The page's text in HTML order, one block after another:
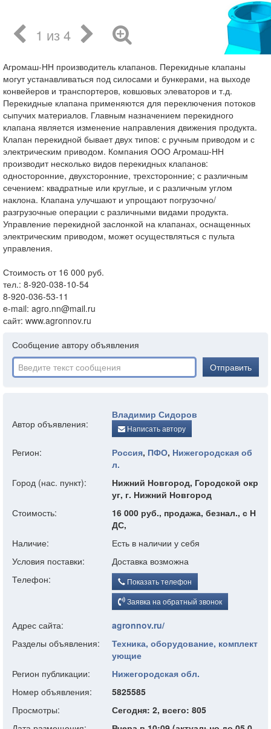
1 из 4
Агромаш-НН производитель клапанов. Перекидные клапаны
могут устанавливаться под силосами и бункерами, на выходе
конвейеров и транспортеров, ковшовых элеваторов и т.д.
Перекидные клапана применяются для переключения потоков
сыпучих материалов. Главным назначением перекидного
клапана является изменение направления движения продукта.
Клапан перекидной бывает двух типов: с ручным приводом и с
электрическим приводом. Компания ООО Агромаш-НН
производит несколько видов перекидных клапанов:
односторонние, двухсторонние, трехсторонние; с различным
сечением: квадратные или круглые, и с различным углом
наклона. Клапана улучшают и упрощают погрузочно/
разгрузочные операции с различными видами продукта.
Управление перекидной заслонкой на клапанах, оснащенных
электрическим приводом, может осуществляться с пульта
управления.
Стоимость от 16 000 руб.
тел.: 8-920-038-10-54
8-920-036-53-11
e-mail: agro.nn@mail.ru
сайт: www.agronnov.ru
Сообщение автору объявления
Отправить
Автор объявления:
Владимир Сидоров
Написать автору
Регион: Россия, ПФО, Нижегородская об
л.
Город (нас. пункт):
Нижний Новгород, Городской окр
уг, г. Нижний Новгород
Стоимость:
16 000 руб., продажа, безнал., с Н
ДС,
Наличие:
Есть в наличии у себя
Условия поставки:
Доставка возможна
Телефон:
Показать телефон
Заявка на обратный звонок
Адрес сайта:
agronnov.ru/
Разделы объявления:
Техника, оборудование, комплект
ующие
Регион публикации:
Нижегородская обл.
Номер объявления:
5825585
Просмотры:
Сегодня: 2, всего: 805